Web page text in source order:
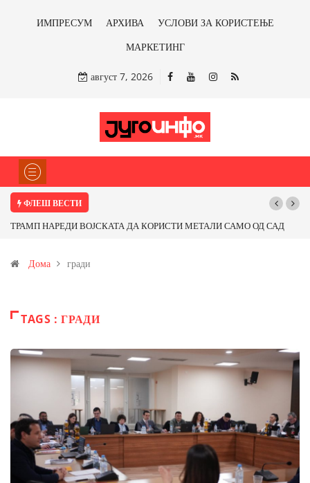
ИМПРЕСУМ АРХИВА
УСЛОВИ ЗА КОРИСТЕЊЕ
МАРКЕТИНГ
август 7, 2026
ФЛЕШ ВЕСТИ
ТРАМП НАРЕДИ ВОЈСКАТА ДА КОРИСТИ МЕТАЛИ САМО ОД САД
Иловица и со антимонот?
Дома гради
TAGS : ГРАДИ